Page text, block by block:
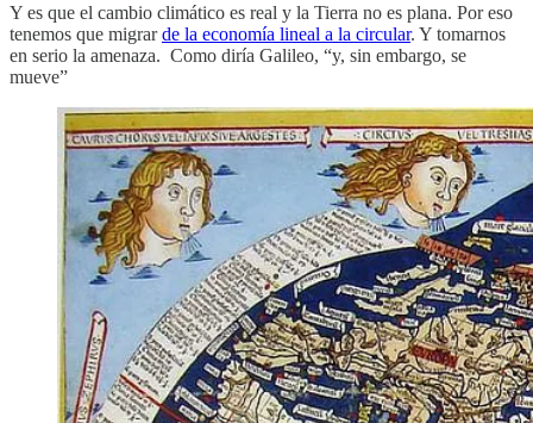
Y es que el cambio climático es real y la Tierra no es plana. Por eso
tenemos que migrarde la economía lineal a la circular. Y tomarnos
en serio la amenaza. Como diría Galileo, “y, sin embargo, se
mueve”